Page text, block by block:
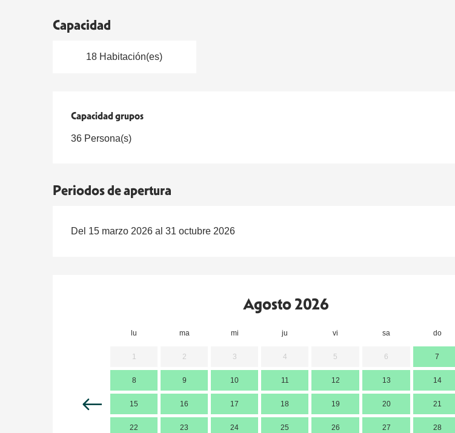
Capacidad
18 Habitación(es)
Capacidad grupos
Capacidad grupos
36 Persona(s)
Periodos de apertura
Del 15 marzo 2026 al 31 octubre 2026
Agosto 2026
lu ma mi ju vi sa do
1 2 3 4 5 6 7
8 9 10 11 12 13 14
15 16 17 18 19 20 21
22 23 24 25 26 27 28